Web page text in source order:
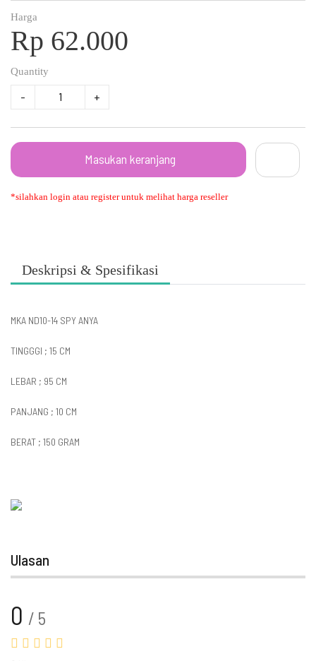
Harga
Rp 62.000
Quantity
- +
Masukan keranjang
*silahkan login atau register untuk melihat harga reseller
Deskripsi & Spesifikasi
MKA ND10-14 SPY ANYA
TINGGGI ; 15 CM
LEBAR ; 95 CM
PANJANG ; 10 CM
BERAT ; 150 GRAM
Ulasan
0 / 5